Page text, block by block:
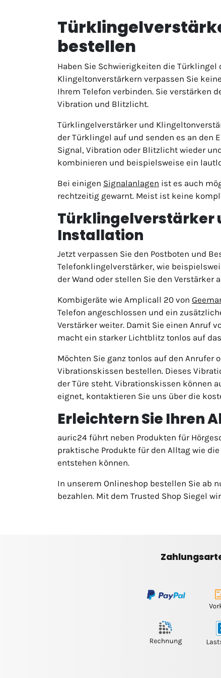
bestellen
Haben Sie Schwierigkeiten die
Klingeltonverstärkern verpassen Sie
Ihrem Telefon verbinden. Sie verstärken
Vibration und Blitzlicht.
Türklingelverstärker und
der Türklingel auf und senden es an den
Signal, Vibration oder Blitzlicht wieder
kombinieren und beispielsweise ein
Bei einigen Signalanlagen ist es auch
rechtzeitig gewarnt. Meist ist keine
Türklingelverstärker
Installation
Jetzt verpassen Sie den Postboten und
Telefonklingelverstärker, wie
der Wand oder stellen Sie den Verstärker
Kombigeräte wie Amplicall 20 von
Telefon angeschlossen und ein
Verstärker weiter. Damit Sie einen Anruf
macht ein starker Lichtblitz tonlos auf
Möchten Sie ganz tonlos auf den Anrufer
Vibrationskissen bestellen. Dieses
der Türe steht. Vibrationskissen können
eignet, kontaktieren Sie uns über die
Erleichtern Sie Ihren
auric24 führt neben Produkten für
praktische Produkte für den Alltag wie
entstehen können.
In unserem Onlineshop bestellen Sie ab
bezahlen. Mit dem Trusted Shop Siegel